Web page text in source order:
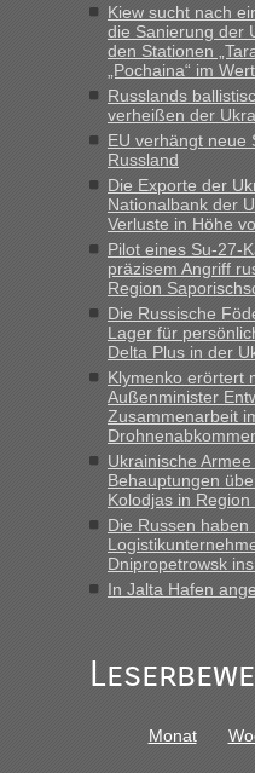
Milliarden aufgedeckt
„Kein Zoll. Du musst an
und du nicht damit handeln
Originalverpackt ist und
keine Probleme geben“
Recht, Visa und
gebrauchter Kleidung beim
„Hallo Leute, ich weiß
Anfrage. Ich möchte 4
Straßen Kleidung bei der
mitnehmen. Es ist
Berichte und
Grenzübergang zwischen
schnellsten?
„Wir sind mit unserem
15.6. in Krakovets rüber.
Früh. Mit sehr sehr wenig
8 PKW vor der Schranke....“
Berichte und
Grenzübergang zwischen
schnellsten?
schnell da auch
Berichte
Grenzübergang zwischen
Kiew sucht nach
die Sanierung der
den Stationen
„Pochaina“ im
Russlands
verheißen der
EU verhängt neue
Russland
Die Exporte der
Nationalbank der
Verluste in Höhe
Pilot eines Su-27-
präzisem Angriff
Region
Die Russische
Lager für
Delta Plus in der
Klymenko erörtert
Außenminister
Zusammenarbeit
Ukrainische
Behauptungen
Kolodjas in Region
Die Russen
Dnipropetrowsk
In Jalta Hafen
Monat